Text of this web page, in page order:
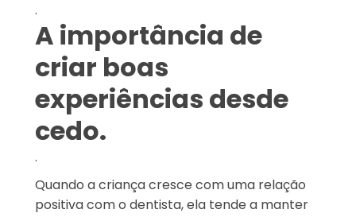
.
A importância de
criar boas
experiências desde
cedo.
.
Quando a criança cresce com uma relação
positiva com o dentista, ela tende a manter